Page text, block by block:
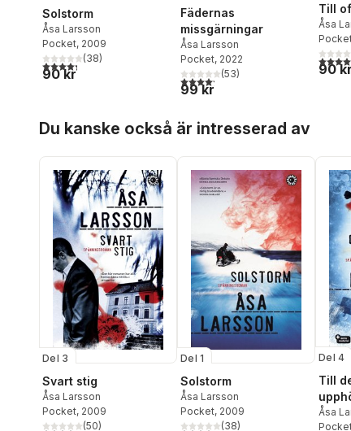
Solstorm
Åsa Larsson
Pocket, 2009
4,3utav 5 stjärnor. Totalt antal röster:
(38)
90 kr
Fädernas
missgärningar
Åsa Larsson
Pocket, 2022
4,2utav 5 stjärnor. Totalt antal röster:
(53)
99 kr
Till
Åsa
4,1
90 kr
Du kanske också är intresserad av
Del 3
Svart stig
Åsa Larsson
Pocket, 2009
(50)
Del 1
Solstorm
Åsa Larsson
Pocket, 2009
(38)
Del 4
Till
Åsa